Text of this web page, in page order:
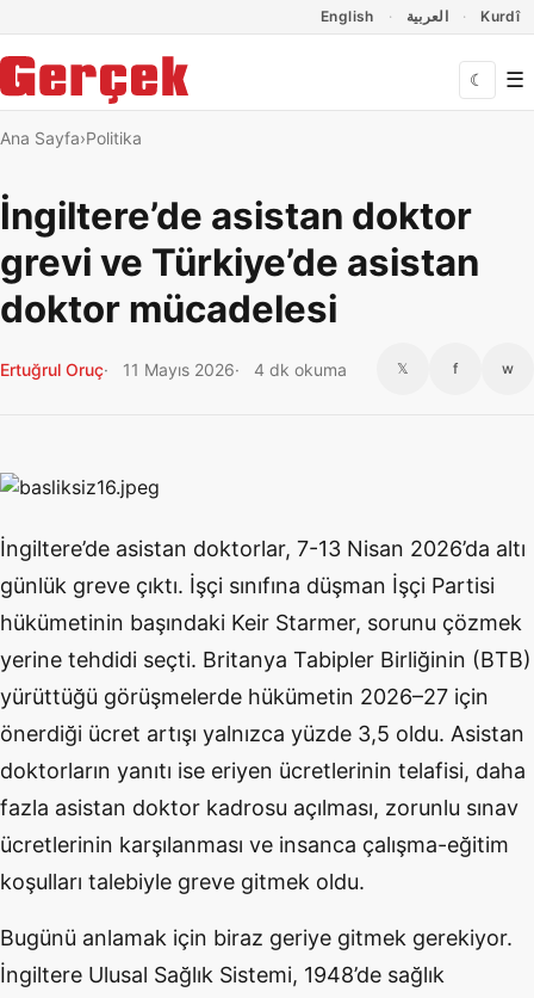
English العربية Kurdî
☾ ☰
Ana Sayfa Politika
İngiltere’de asistan doktor
grevi ve Türkiye’de asistan
doktor mücadelesi
Ertuğrul Oruç 11 Mayıs 2026 4 dk okuma 𝕏 f w
İngiltere’de asistan doktorlar, 7-13 Nisan 2026’da altı
günlük greve çıktı. İşçi sınıfına düşman İşçi Partisi
hükümetinin başındaki Keir Starmer, sorunu çözmek
yerine tehdidi seçti. Britanya Tabipler Birliğinin (BTB)
yürüttüğü görüşmelerde hükümetin 2026–27 için
önerdiği ücret artışı yalnızca yüzde 3,5 oldu. Asistan
doktorların yanıtı ise eriyen ücretlerinin telafisi, daha
fazla asistan doktor kadrosu açılması, zorunlu sınav
ücretlerinin karşılanması ve insanca çalışma-eğitim
koşulları talebiyle greve gitmek oldu.
Bugünü anlamak için biraz geriye gitmek gerekiyor.
İngiltere Ulusal Sağlık Sistemi, 1948’de sağlık